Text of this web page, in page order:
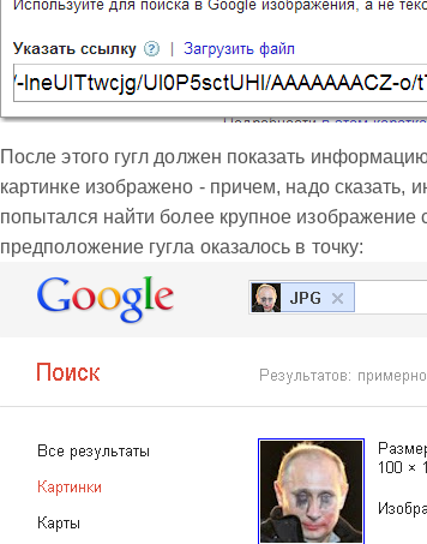
После этого гугл должен показать
картинке изображено - причем, надо сказать,
попытался найти более крупное
предположение гугла оказалось в точку: